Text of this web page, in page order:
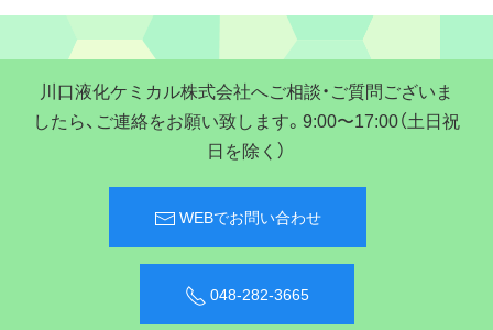
川口液化ケミカル株式会社へご相談・ご質問ございま
したら、ご連絡をお願い致します。9:00〜17:00（土日祝
日を除く）
WEBでお問い合わせ
048-282-3665